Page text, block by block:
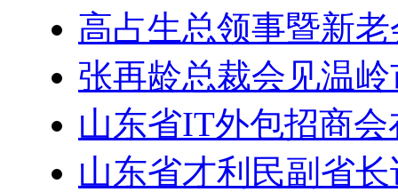
高占生总领事暨新
张再龄总裁会见温
山东省IT外包招商
山东省才利民副省